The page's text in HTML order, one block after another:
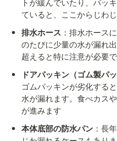
ていると、ここからじわ
排水ホース ：排水ホース
のたびに少量の水が漏れ
超えると特に注意が必要
ドアパッキン（ゴム製パッ
ゴムパッキンが劣化する
水が漏れます。食べカス
が進みます
本体底部の防水パン ：長